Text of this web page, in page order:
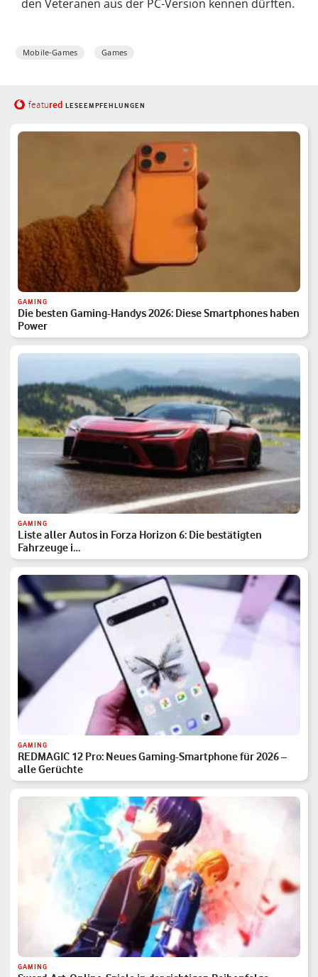
den Veteranen aus der PC-Version kennen dürften.
Mobile-Games Games
featured LESEEMPFEHLUNGEN
GAMING
Die besten Gaming-Handys 2026: Diese Smartphones haben
Power
GAMING
Liste aller Autos in Forza Horizon 6: Die bestätigten
Fahrzeuge i…
GAMING
REDMAGIC 12 Pro: Neues Gaming-Smartphone für 2026 –
alle Gerüchte
GAMING